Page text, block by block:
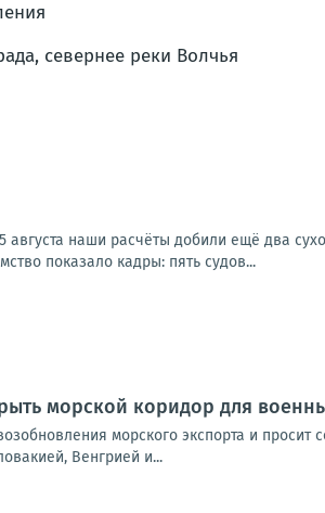
севернее реки Волчья
наши расчёты добили ещё два
показало кадры: пять судов...
морской коридор для
морского экспорта и просит
Венгрией и...